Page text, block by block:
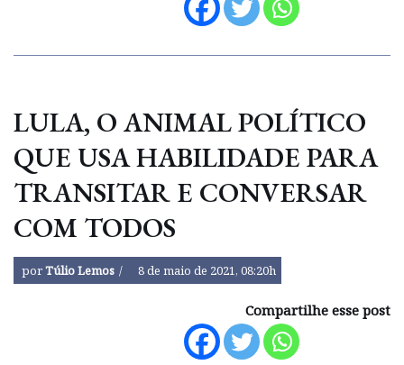
LULA, O ANIMAL POLÍTICO
QUE USA HABILIDADE PARA
TRANSITAR E CONVERSAR
COM TODOS
porTúlio Lemos 8 de maio de 2021, 08:20h
Compartilhe esse post